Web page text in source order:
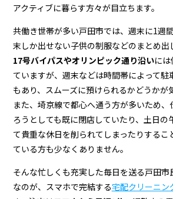
アクティブに暮らす方々が目立ちます。
共働き世帯が多い戸田市では、週末に1週
末しか出せない子供の制服などのまとめ出
17号バイパスやオリンピック通り沿いには
ていますが、週末などは時間帯によって駐
もあり、スムーズに預けられるかどうかが
また、埼京線で都心へ通う方が多いため
ろうとしても既に閉店していたり、土日の
て貴重な休日を削られてしまったりするこ
ている方も少なくありません。
そんな忙しくも充実した毎日を送る戸田市
なのが、スマホで完結する宅配クリーニン